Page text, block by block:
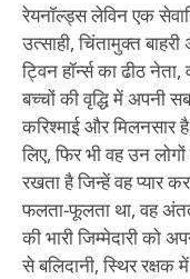
रेयनॉल्ड्स लेविन एक
उत्साही, चिंतामुक्त
ट्विन हॉर्न्स का ढीठ
बच्चों की वृद्धि में अपनी
करिश्माई और मिलनसार
लिए, फिर भी वह उन
रखता है जिन्हें वह प्यार
फलता-फूलता था, वह
की भारी जिम्मेदारी को
से बलिदानी, स्थिर रक्षक